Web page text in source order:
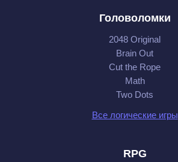
Головоломки
2048 Original
Brain Out
Cut the Rope
Math
Two Dots
Все логические игры
RPG